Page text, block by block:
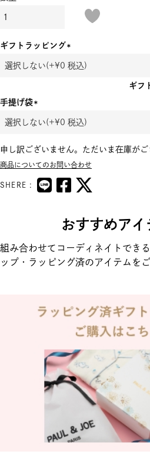
ギフトラッピング
(必
ギフ
手提げ袋
(必
申し訳ございません。ただいま在庫がご
商品についてのお問い合わせ
SHERE :
おすすめアイ
組み合わせてコーディネイトでき
ップ・ラッピング済のアイテムを